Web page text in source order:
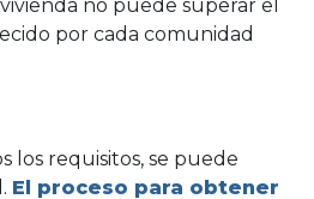
no puede superar el
por cada comunidad
los requisitos, se puede
El proceso para obtener